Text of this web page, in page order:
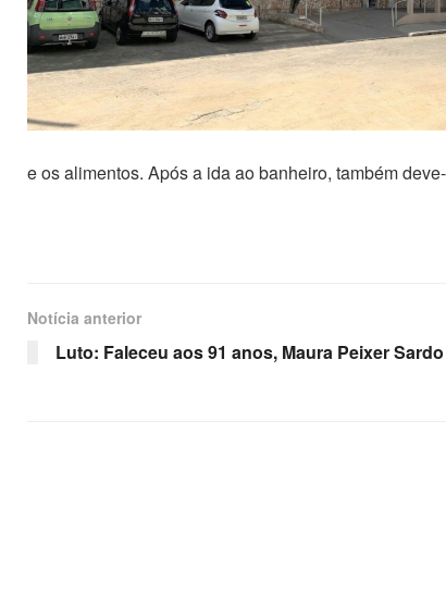
e os alimentos. Após a ida ao banheiro, também
Notícia anterior
Luto: Faleceu aos 91 anos, Maura Peixer Sardo